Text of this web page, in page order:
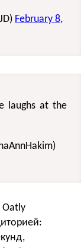
February 8,
laughs at the
Oatly